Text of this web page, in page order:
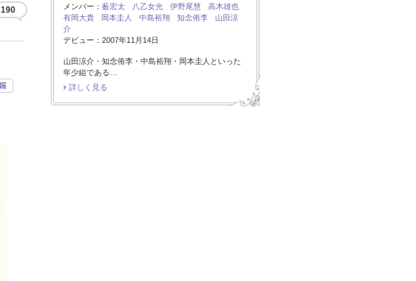
190 メンバー： 薮宏太 八乙女光 伊野尾慧
高木雄也
有岡大貴
岡本圭人 中島裕翔 知念侑李
山田涼
介
デビュー：2007年11月14日
山田涼介・知念侑李・中島裕翔・岡本圭人といった
年少組である…
詳しく見る